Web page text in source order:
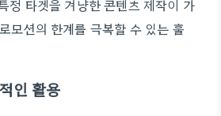
정 타겟을 겨냥한 콘텐츠 제작이 가
모션의 한계를 극복할 수 있는 훌
인 활용